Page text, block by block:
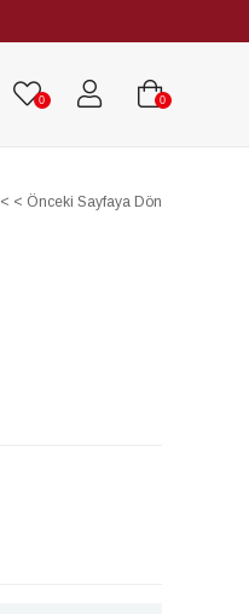
0 0
< < Önceki Sayfaya Dön